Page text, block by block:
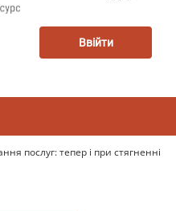
Ввійти
послуг: тепер і при стягненні